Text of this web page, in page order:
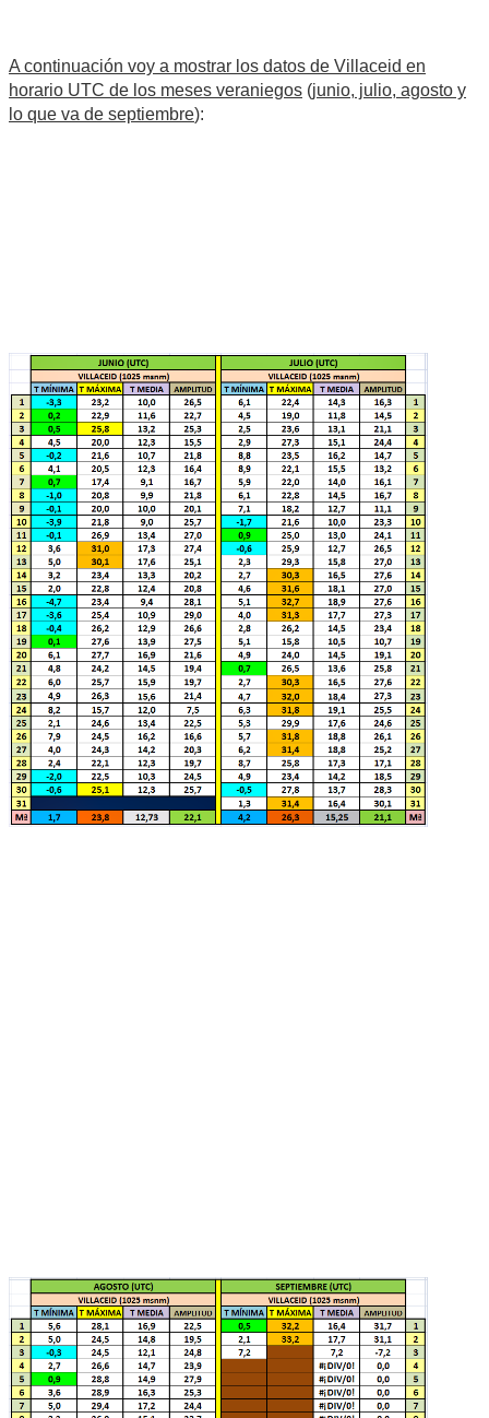
A continuación voy a mostrar los datos de Villaceid en
horario UTC de los meses veraniegos (junio, julio, agosto y
lo que va de septiembre):